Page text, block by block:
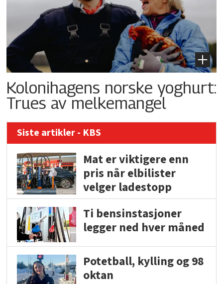
Kolonihagens norske yoghurt:
Trues av melkemangel
Siste artikler - KBS
Mat er viktigere enn
pris når elbilister
velger ladestopp
Ti bensinstasjoner
legger ned hver måned
Potetball, kylling og 98
oktan